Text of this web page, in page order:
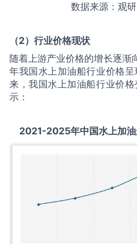
数据来源：观
（2）行业价格现状
随着上游产业价格的增长逐渐
年我国水上加油船行业价格
来，我国水上加油船行业价
示：
2021-2025年中国水上加